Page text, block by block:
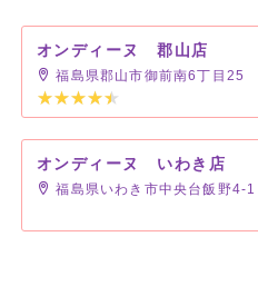
オンディーヌ 郡山店
福島県郡山市御前南6丁目25
オンディーヌ いわき店
福島県いわき市中央台飯野4-1